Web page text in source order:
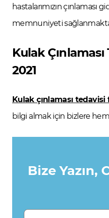
hastalarımızın çınlaması
memnuniyeti
Kulak
2021
Kulak çınlaması tedavisi
bilgi almak için bizlere
Bize Yazın,